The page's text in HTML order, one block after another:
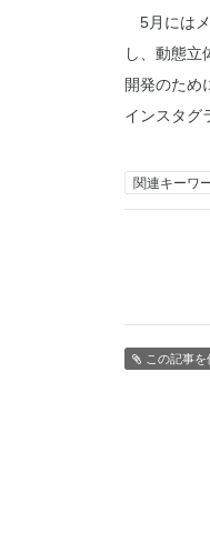
5月にはメ
し、動態立
開発のため
インスタグ
関連キーワ
この記事を